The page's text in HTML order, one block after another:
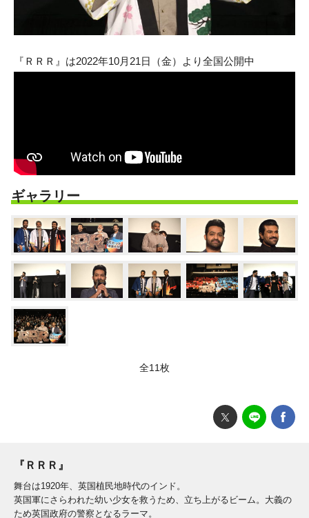
『ＲＲＲ』は2022年10月21日（金）より全国公開中
ギャラリー
全11枚
『ＲＲＲ』
舞台は1920年、英国植民地時代のインド。
英国軍にさらわれた幼い少女を救うため、立ち上がるビーム。大義の
ため英国政府の警察となるラーマ。